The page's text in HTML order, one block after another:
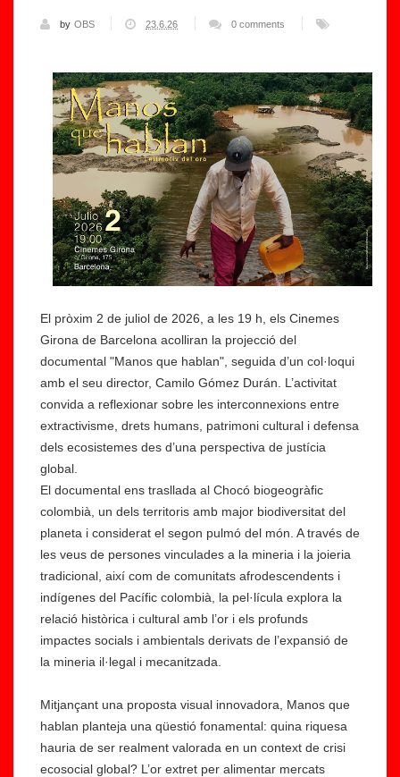
by OBS 23.6.26 0 comments
El pròxim 2 de juliol de 2026, a les 19 h, els Cinemes
Girona de Barcelona acolliran la projecció del
documental "Manos que hablan", seguida d’un col·loqui
amb el seu director, Camilo Gómez Durán. L’activitat
convida a reflexionar sobre les interconnexions entre
extractivisme, drets humans, patrimoni cultural i defensa
dels ecosistemes des d’una perspectiva de justícia
global.
El documental ens trasllada al Chocó biogeogràfic
colombià, un dels territoris amb major biodiversitat del
planeta i considerat el segon pulmó del món. A través de
les veus de persones vinculades a la mineria i la joieria
tradicional, així com de comunitats afrodescendents i
indígenes del Pacífic colombià, la pel·lícula explora la
relació històrica i cultural amb l’or i els profunds
impactes socials i ambientals derivats de l’expansió de
la mineria il·legal i mecanitzada.
Mitjançant una proposta visual innovadora, Manos que
hablan planteja una qüestió fonamental: quina riquesa
hauria de ser realment valorada en un context de crisi
ecosocial global? L’or extret per alimentar mercats